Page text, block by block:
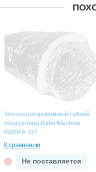
Теплоизолированный гибкий
воздуховод Ballu Machine
ISOBFA 127
К сравнению
Не поставляется